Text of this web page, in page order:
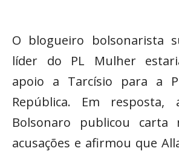
O blogueiro bolsonarista
líder do PL Mulher
apoio a Tarcísio para a
República. Em resposta,
Bolsonaro publicou carta
acusações e afirmou que